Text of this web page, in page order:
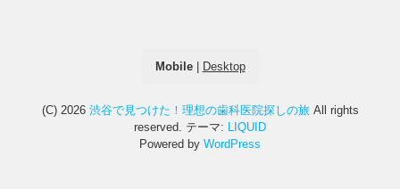
Mobile| Desktop
(C) 2026 渋谷で見つけた！理想の歯科医院探しの旅All rights
reserved. テーマ: LIQUID
Powered by WordPress